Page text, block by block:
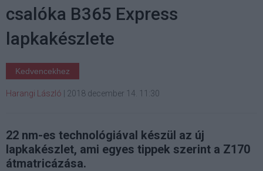
csalóka B365 Express
lapkakészlete
Kedvencekhez
Harangi László | 2018 december 14. 11:30
22 nm-es technológiával készül az új
lapkakészlet, ami egyes tippek szerint a Z170
átmatricázása.